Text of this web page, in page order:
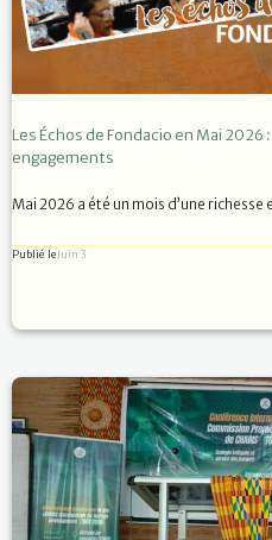
Les Échos de Fondacio en Mai
engagements
Mai 2026 a été un mois d’une
Publié leJuin 3